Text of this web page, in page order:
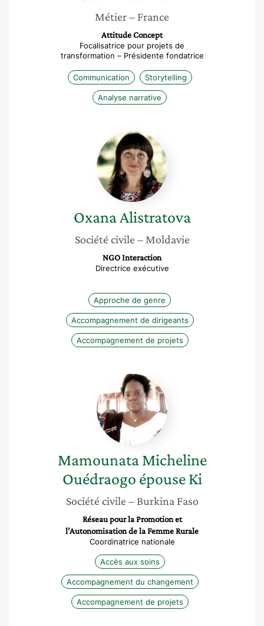
Métier– France
Attitude Concept
Focalisatrice pour projets de
transformation – Présidente fondatrice
Communication Storytelling
Analyse narrative
Oxana
Alistratova
OxanaAlistratova
Société civile – Moldavie
NGO Interaction
Directrice exécutive
Approche de genre
Accompagnement de dirigeants
Accompagnement de projets
Mamounata
Micheline
Ouédraogo
épouse
Ki
Mamounata Micheline
Ouédraogo épouse Ki
Société civile – Burkina Faso
Réseau pour la Promotion et
l’Autonomisation de la Femme Rurale
Coordinatrice nationale
Accès aux soins
Accompagnement du changement
Accompagnement de projets